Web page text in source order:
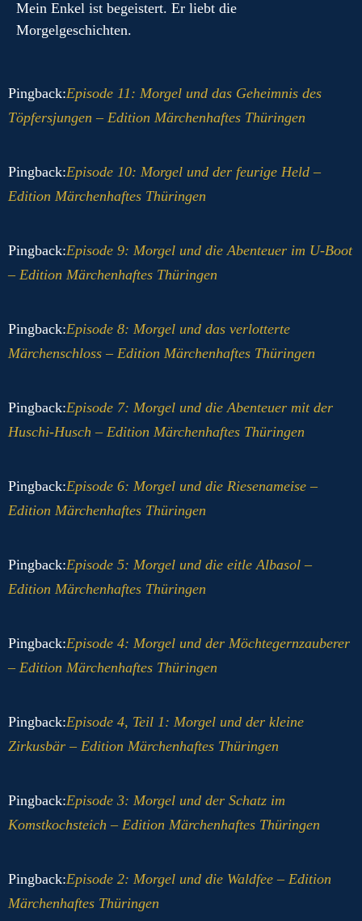
Mein Enkel ist begeistert. Er liebt die
Morgelgeschichten.
Pingback:Episode 11: Morgel und das Geheimnis des
Töpfersjungen – Edition Märchenhaftes Thüringen
Pingback:Episode 10: Morgel und der feurige Held –
Edition Märchenhaftes Thüringen
Pingback:Episode 9: Morgel und die Abenteuer im U-Boot
– Edition Märchenhaftes Thüringen
Pingback:Episode 8: Morgel und das verlotterte
Märchenschloss – Edition Märchenhaftes Thüringen
Pingback:Episode 7: Morgel und die Abenteuer mit der
Huschi-Husch – Edition Märchenhaftes Thüringen
Pingback:Episode 6: Morgel und die Riesenameise –
Edition Märchenhaftes Thüringen
Pingback:Episode 5: Morgel und die eitle Albasol –
Edition Märchenhaftes Thüringen
Pingback:Episode 4: Morgel und der Möchtegernzauberer
– Edition Märchenhaftes Thüringen
Pingback:Episode 4, Teil 1: Morgel und der kleine
Zirkusbär – Edition Märchenhaftes Thüringen
Pingback:Episode 3: Morgel und der Schatz im
Komstkochsteich – Edition Märchenhaftes Thüringen
Pingback:Episode 2: Morgel und die Waldfee – Edition
Märchenhaftes Thüringen